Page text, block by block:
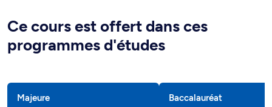
Ce cours est offert dans ces
programmes d'études
Majeure Baccalauréat